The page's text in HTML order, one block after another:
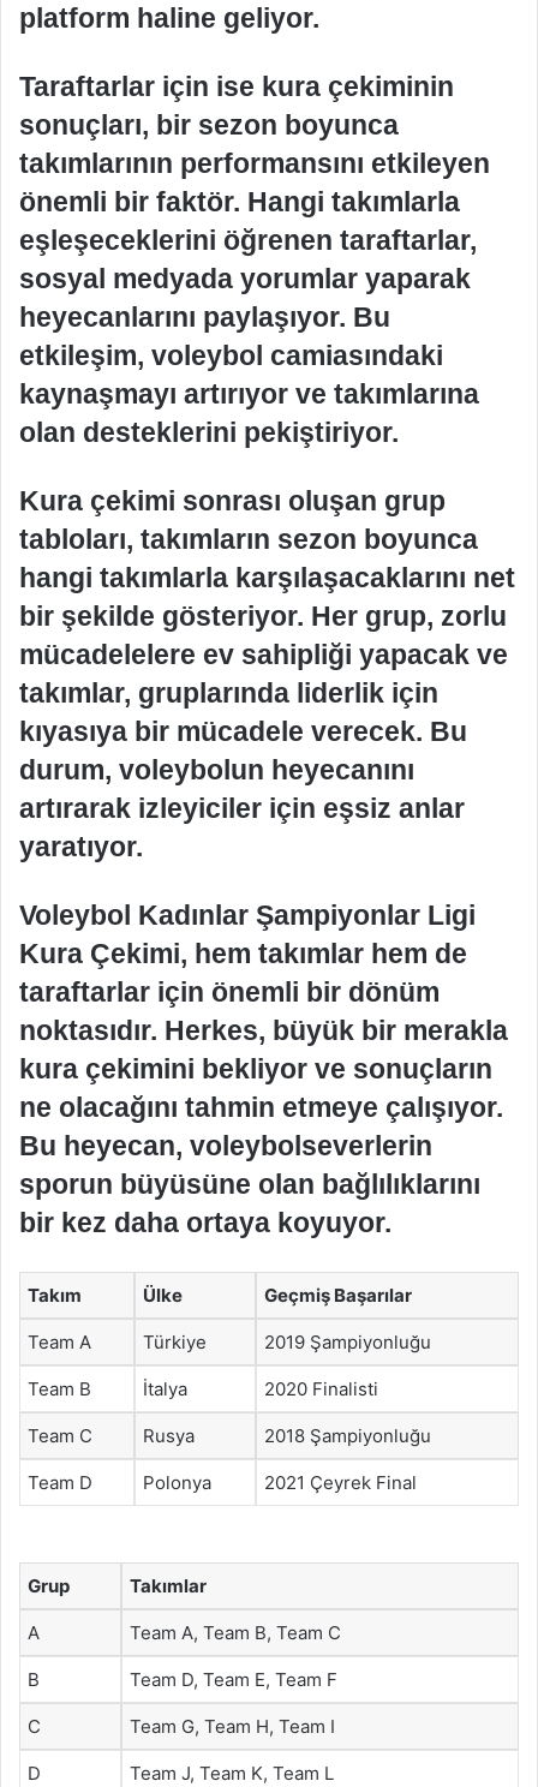
platform haline geliyor.
Taraftarlar için ise kura çekiminin
sonuçları, bir sezon boyunca
takımlarının performansını etkileyen
önemli bir faktör. Hangi takımlarla
eşleşeceklerini öğrenen taraftarlar,
sosyal medyada yorumlar yaparak
heyecanlarını paylaşıyor. Bu
etkileşim, voleybol camiasındaki
kaynaşmayı artırıyor ve takımlarına
olan desteklerini pekiştiriyor.
Kura çekimi sonrası oluşan grup
tabloları, takımların sezon boyunca
hangi takımlarla karşılaşacaklarını net
bir şekilde gösteriyor. Her grup, zorlu
mücadelelere ev sahipliği yapacak ve
takımlar, gruplarında liderlik için
kıyasıya bir mücadele verecek. Bu
durum, voleybolun heyecanını
artırarak izleyiciler için eşsiz anlar
yaratıyor.
Voleybol Kadınlar Şampiyonlar Ligi
Kura Çekimi, hem takımlar hem de
taraftarlar için önemli bir dönüm
noktasıdır. Herkes, büyük bir merakla
kura çekimini bekliyor ve sonuçların
ne olacağını tahmin etmeye çalışıyor.
Bu heyecan, voleybolseverlerin
sporun büyüsüne olan bağlılıklarını
bir kez daha ortaya koyuyor.
Takım Ülke Geçmiş Başarılar
Team A Türkiye 2019 Şampiyonluğu
Team B İtalya 2020 Finalisti
Team C Rusya 2018 Şampiyonluğu
Team D Polonya 2021 Çeyrek Final
Grup Takımlar
A Team A, Team B, Team C
B Team D, Team E, Team F
C Team G, Team H, Team I
D Team J, Team K, Team L